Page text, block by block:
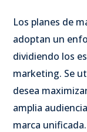
Los planes de
adoptan un
dividiendo los
marketing. Se
desea
amplia
marca unificada.